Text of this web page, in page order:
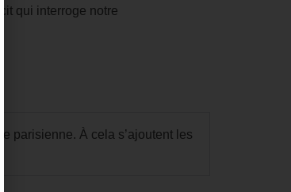
qui interroge notre
parisienne. À cela s’ajoutent les